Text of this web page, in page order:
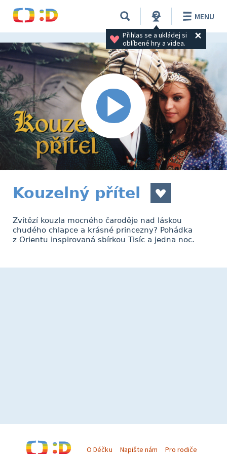
Přihlas se a ukládej si
oblíbené hry a videa.
MENU
Kouzelný přítel
Zvítězí kouzla mocného čaroděje nad láskou
chudého chlapce a krásné princezny? Pohádka
z Orientu inspirovaná sbírkou Tisíc a jedna noc.
O Déčku Napište nám Pro rodiče